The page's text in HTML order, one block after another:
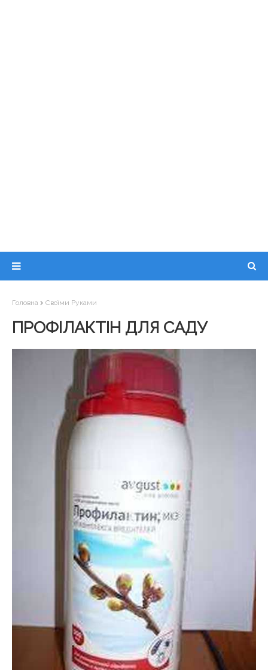
Головна Своїми Руками
ПРОФІЛАКТІН ДЛЯ САДУ